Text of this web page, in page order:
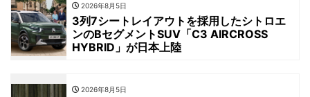
2026年8月5日
3列7シートレイアウトを採用したシトロエ
ンのBセグメントSUV「C3 AIRCROSS
HYBRID」が日本上陸
2026年8月5日